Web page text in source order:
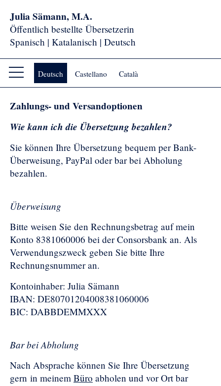
Julia Sämann, M.A.
Öffentlich bestellte Übersetzerin
Spanisch | Katalanisch | Deutsch
Deutsch Castellano Català
Zahlungs- und Versandoptionen
Wie kann ich die Übersetzung bezahlen?
Sie können Ihre Übersetzung bequem per Bank-
Überweisung, PayPal oder bar bei Abholung
bezahlen.
Überweisung
Bitte weisen Sie den Rechnungsbetrag auf mein
Konto 8381060006 bei der Consorsbank an. Als
Verwendungszweck geben Sie bitte Ihre
Rechnungsnummer an.
Kontoinhaber: Julia Sämann
IBAN: DE80701204008381060006
BIC: DABBDEMMXXX
Bar bei Abholung
Nach Absprache können Sie Ihre Übersetzung
gern in meinem Büro abholen und vor Ort bar